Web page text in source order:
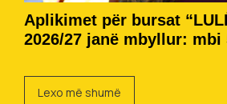
Aplikimet për bursat
2026/27 janë mbyllur: mbi
Lexo më shumë